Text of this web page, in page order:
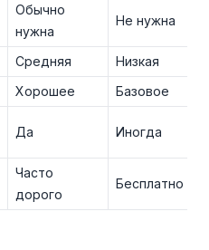
Обычно
нужна
Не нужна
Средняя
Низкая
Хорошее
Базовое
Да Иногда
Часто
дорого
Бесплатно